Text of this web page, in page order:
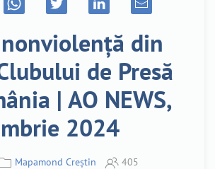
din
de Presă
| AO NEWS,
2024
Mapamond Creștin 405